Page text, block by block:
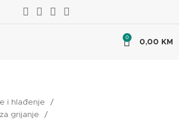
0
0,00 KM
i hlađenje
grijanje